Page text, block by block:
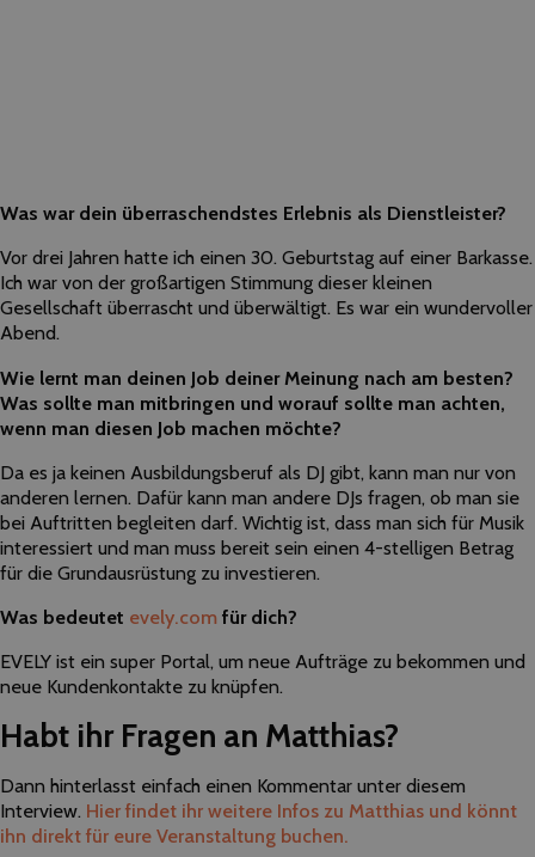
Was war dein überraschendstes Erlebnis als Dienstleister?
Vor drei Jahren hatte ich einen 30. Geburtstag auf einer Barkasse.
Ich war von der großartigen Stimmung dieser kleinen
Gesellschaft überrascht und überwältigt. Es war ein wundervoller
Abend.
Wie lernt man deinen Job deiner Meinung nach am besten?
Was sollte man mitbringen und worauf sollte man achten,
wenn man diesen Job machen möchte?
Da es ja keinen Ausbildungsberuf als DJ gibt, kann man nur von
anderen lernen. Dafür kann man andere DJs fragen, ob man sie
bei Auftritten begleiten darf. Wichtig ist, dass man sich für Musik
interessiert und man muss bereit sein einen 4-stelligen Betrag
für die Grundausrüstung zu investieren.
Was bedeutet evely.com für dich?
EVELY ist ein super Portal, um neue Aufträge zu bekommen und
neue Kundenkontakte zu knüpfen.
Habt ihr Fragen an Matthias?
Dann hinterlasst einfach einen Kommentar unter diesem
Interview. Hier findet ihr weitere Infos zu Matthias und könnt
ihn direkt für eure Veranstaltung buchen.